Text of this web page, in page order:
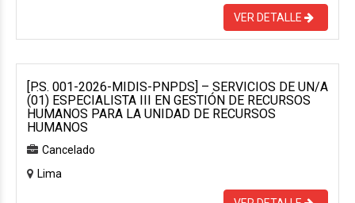
VER DETALLE
[P.S. 001-2026-MIDIS-PNPDS] – SERVICIOS DE UN/A
(01) ESPECIALISTA III EN GESTIÓN DE RECURSOS
HUMANOS PARA LA UNIDAD DE RECURSOS
HUMANOS
Cancelado
Lima